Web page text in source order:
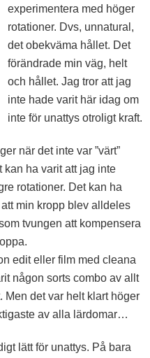
experimentera med höger
rotationer. Dvs, unnatural,
det obekväma hållet. Det
förändrade min väg, helt
och hållet. Jag tror att jag
inte hade varit här idag om
inte för unattys otroligt kraft.
när det inte var ”värt”
ha varit att jag inte
rotationer. Det kan ha
min kropp blev alldeles
tvungen att kompensera
edit eller film med cleana
någon sorts combo av allt
Men det var helt klart höger
av alla lärdomar…
lätt för unattys. På bara